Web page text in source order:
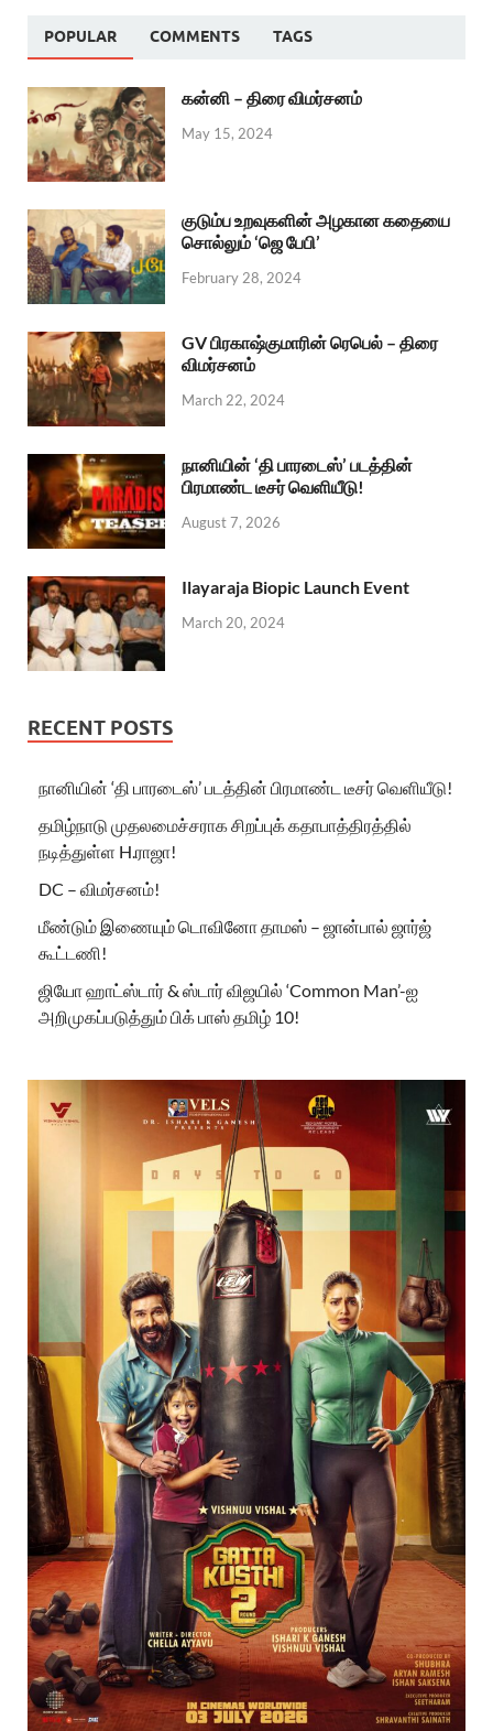
POPULAR COMMENTS TAGS
கன்னி – திரை விமர்சனம்
May 15, 2024
குடும்ப உறவுகளின் அழகான கதையை
சொல்லும் ‘ஜெ பேபி’
February 28, 2024
GV பிரகாஷ்குமாரின் ரெபெல் – திரை
விமர்சனம்
March 22, 2024
நானியின் ‘தி பாரடைஸ்’ படத்தின்
பிரமாண்ட டீசர் வெளியீடு!
August 7, 2026
Ilayaraja Biopic Launch Event
March 20, 2024
RECENT POSTS
நானியின் ‘தி பாரடைஸ்’ படத்தின் பிரமாண்ட டீசர் வெளியீடு!
தமிழ்நாடு முதலமைச்சராக சிறப்புக் கதாபாத்திரத்தில்
நடித்துள்ள H.ராஜா!
DC – விமர்சனம்!
மீண்டும் இணையும் டொவினோ தாமஸ் – ஜான்பால் ஜார்ஜ்
கூட்டணி!
ஜியோ ஹாட்ஸ்டார் & ஸ்டார் விஜயில் ‘Common Man’-ஐ
அறிமுகப்படுத்தும் பிக் பாஸ் தமிழ் 10!